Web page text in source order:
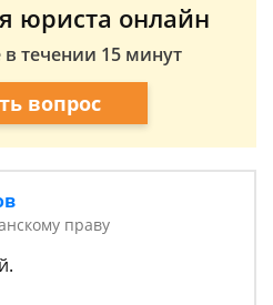
юриста онлайн
в течении 15 минут
вопрос
праву